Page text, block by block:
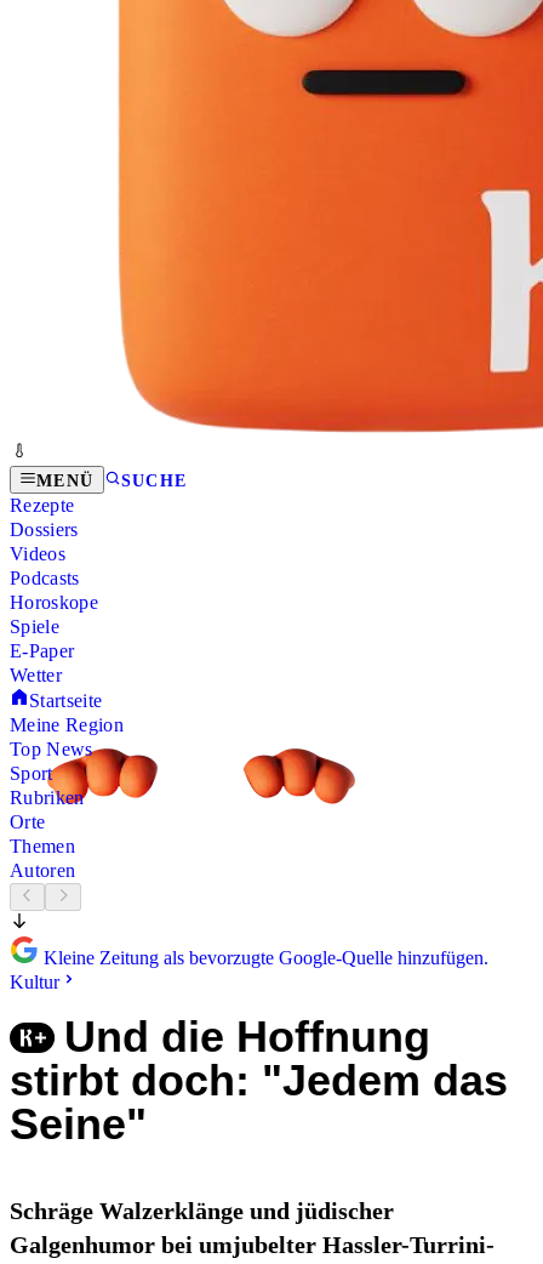
MENÜ SUCHE
Rezepte
Dossiers
Videos
Podcasts
Horoskope
Spiele
E-Paper
Wetter
Startseite
Meine Region
Top News
Sport
Rubriken
Orte
Themen
Autoren
Kleine Zeitung als bevorzugte Google-Quelle hinzufügen.
Kultur
Und die Hoffnung
stirbt doch: "Jedem das
Seine"
Schräge Walzerklänge und jüdischer
Galgenhumor bei umjubelter Hassler-Turrini-